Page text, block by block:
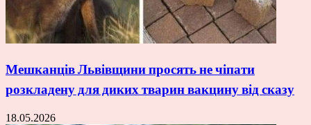
Мешканців Львівщини просять не чіпати
розкладену для диких тварин вакцину від сказу
18.05.2026